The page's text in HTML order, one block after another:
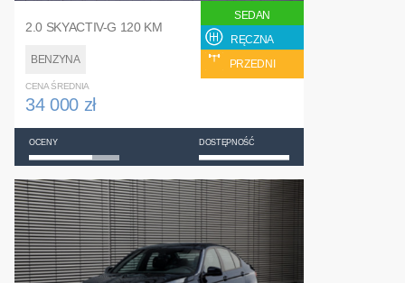
2.0 SKYACTIV-G 120 KM
BENZYNA
SEDAN
RĘCZNA
PRZEDNI
CENA ŚREDNIA
34 000 zł
OCENY DOSTĘPNOŚĆ